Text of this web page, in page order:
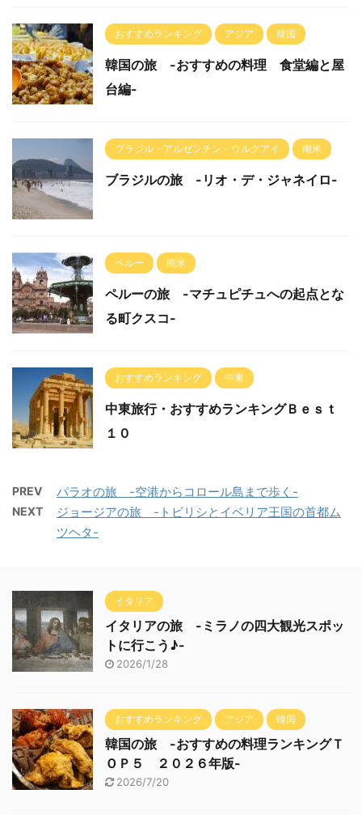
おすすめランキング アジア 韓国
韓国の旅 -おすすめの料理 食堂編と屋
台編-
ブラジル・アルゼンチン・ウルグアイ 南米
ブラジルの旅 -リオ・デ・ジャネイロ-
ペルー 南米
ペルーの旅 -マチュピチュへの起点とな
る町クスコ-
おすすめランキング 中東
中東旅行・おすすめランキングＢｅｓｔ
１０
PREV パラオの旅 -空港からコロール島まで歩く-
NEXT
ジョージアの旅 -トビリシとイベリア王国の首都ム
ツヘタ-
イタリア
イタリアの旅 -ミラノの四大観光スポッ
トに行こう♪-
2026/1/28
おすすめランキング アジア 韓国
韓国の旅 -おすすめの料理ランキングＴ
ＯＰ５ ２０２６年版-
2026/7/20